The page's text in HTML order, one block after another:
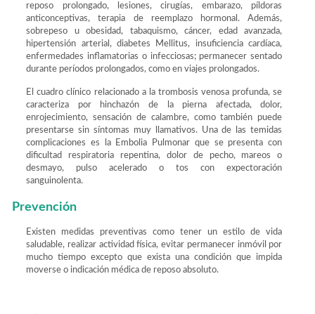
reposo prolongado, lesiones, cirugías, embarazo, píldoras
anticonceptivas, terapia de reemplazo hormonal. Además,
sobrepeso u obesidad, tabaquismo, cáncer, edad avanzada,
hipertensión arterial, diabetes Mellitus, insuficiencia cardíaca,
enfermedades inflamatorias o infecciosas; permanecer sentado
durante períodos prolongados, como en viajes prolongados.
El cuadro clínico relacionado a la trombosis venosa profunda, se
caracteriza por hinchazón de la pierna afectada, dolor,
enrojecimiento, sensación de calambre, como también puede
presentarse sin síntomas muy llamativos. Una de las temidas
complicaciones es la Embolia Pulmonar que se presenta con
dificultad respiratoria repentina, dolor de pecho, mareos o
desmayo, pulso acelerado o tos con expectoración
sanguinolenta.
Prevención
Existen medidas preventivas como tener un estilo de vida
saludable, realizar actividad física, evitar permanecer inmóvil por
mucho tiempo excepto que exista una condición que impida
moverse o indicación médica de reposo absoluto.